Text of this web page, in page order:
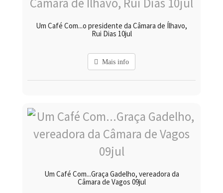
Um Café Com...o presidente da Câmara de Ílhavo,
Rui Dias 10jul
Mais info
Um Café Com...Graça Gadelho, vereadora da
Câmara de Vagos 09jul